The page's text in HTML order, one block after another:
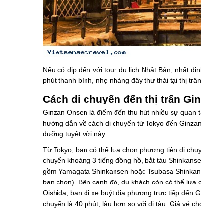
Nếu có dịp đến với tour du lịch Nhật Bản, nhất
phút thanh bình, nhẹ nhàng đầy thư thái tại thị
Cách di chuyến đến thị trấn
Ginzan Onsen là điểm đến thu hút nhiều sự quan
hướng dẫn về cách di chuyển từ Tokyo đến
dưỡng tuyệt vời này.
Từ Tokyo, bạn có thể lựa chọn phương tiện di
chuyển khoảng 3 tiếng đồng hồ, bắt tàu
gồm Yamagata Shinkansen hoặc Tsubasa
bạn chọn). Bên cạnh đó, du khách còn có thể
Oishida, bạn đi xe buýt địa phương trực tiếp đến
chuyển là 40 phút, lâu hơn so với đi tàu. Giá vé